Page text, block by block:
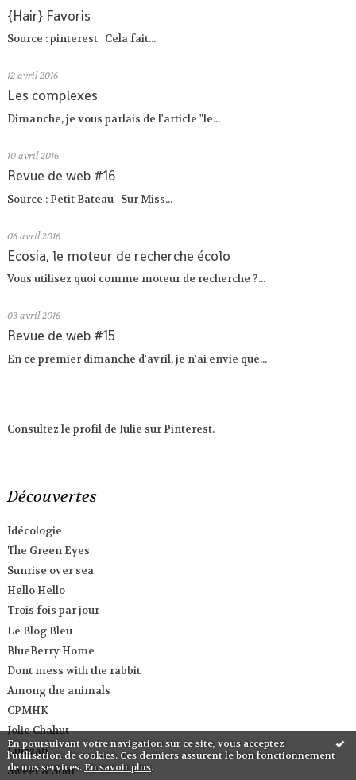
En poursuivant votre navigation sur ce site, vous acceptez
l'utilisation de cookies. Ces derniers assurent le bon fonctionnement
de nos services. En savoir plus.
{Hair} Favoris
Source : pinterest Cela fait...
12 avril 2016
Les complexes
Dimanche, je vous parlais de l'article "le...
10 avril 2016
Revue de web #16
Source : Petit Bateau Sur Miss...
06 avril 2016
Ecosia, le moteur de recherche écolo
Vous utilisez quoi comme moteur de recherche ?...
03 avril 2016
Revue de web #15
En ce premier dimanche d'avril, je n'ai envie que...
Consultez le profil de Julie sur Pinterest.
Découvertes
Idécologie
The Green Eyes
Sunrise over sea
Hello Hello
Trois fois par jour
Le Blog Bleu
BlueBerry Home
Dont mess with the rabbit
Among the animals
CPMHK
Jolie Chahut
Luizzati
Sweet & Sour